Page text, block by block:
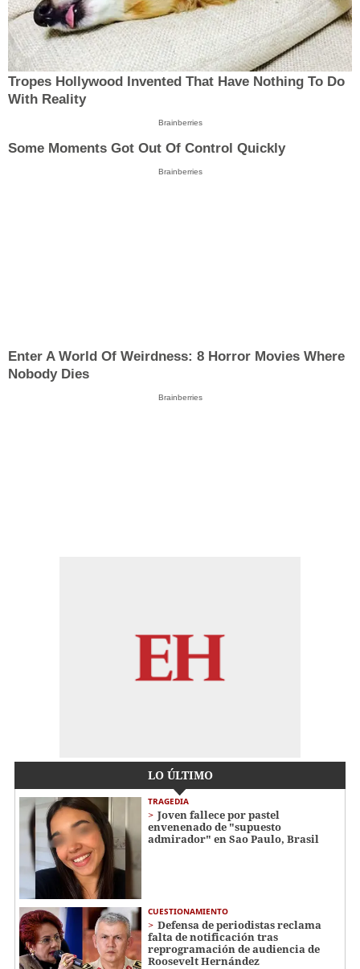
Tropes Hollywood Invented That Have Nothing To Do
With Reality
Brainberries
Some Moments Got Out Of Control Quickly
Brainberries
Enter A World Of Weirdness: 8 Horror Movies Where
Nobody Dies
Brainberries
LO ÚLTIMO
TRAGEDIA
Joven fallece por pastel
envenenado de "supuesto
admirador" en Sao Paulo, Brasil
CUESTIONAMIENTO
Defensa de periodistas reclama
falta de notificación tras
reprogramación de audiencia de
Roosevelt Hernández